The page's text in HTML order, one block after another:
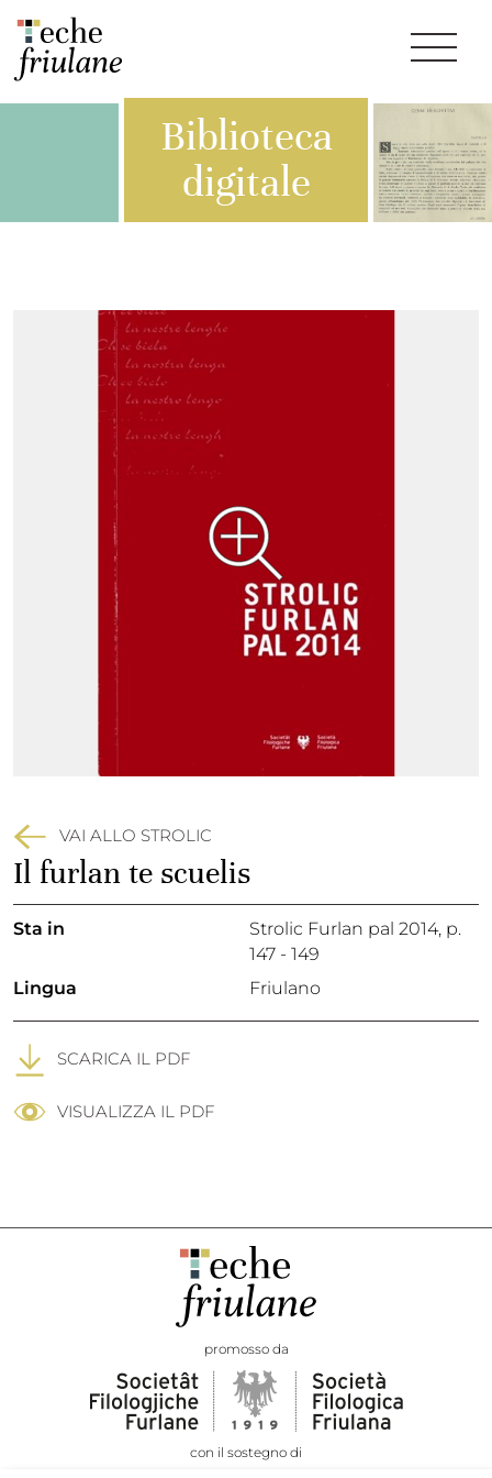
Biblioteca
digitale
VAI ALLO STROLIC
Il furlan te scuelis
Sta in Strolic Furlan pal 2014, p.
147 - 149
Lingua
Friulano
SCARICA IL PDF
VISUALIZZA IL PDF
promosso da
con il sostegno di